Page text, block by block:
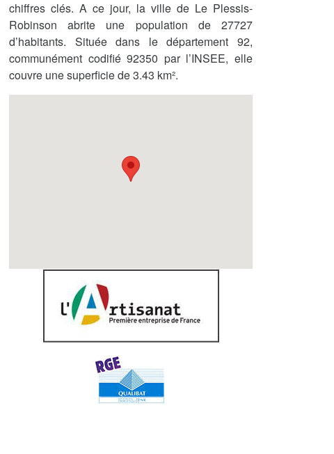
chiffres clés. A ce jour, la ville de Le Plessis-
Robinson abrite une population de 27727
d’habitants. Située dans le département 92,
communément codifié 92350 par l’INSEE, elle
couvre une superficie de 3.43 km².